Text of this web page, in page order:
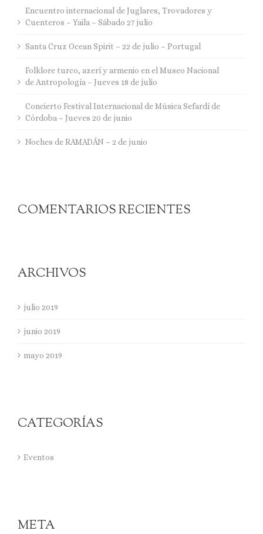
Encuentro internacional de Juglares, Trovadores y
Cuenteros – Yaila – Sábado 27 julio
Santa Cruz Ocean Spirit – 22 de julio – Portugal
Folklore turco, azerí y armenio en el Museo Nacional
de Antropología – Jueves 18 de julio
Concierto Festival Internacional de Música Sefardí de
Córdoba – Jueves 20 de junio
Noches de RAMADÁN – 2 de junio
COMENTARIOS RECIENTES
ARCHIVOS
julio 2019
junio 2019
mayo 2019
CATEGORÍAS
Eventos
META